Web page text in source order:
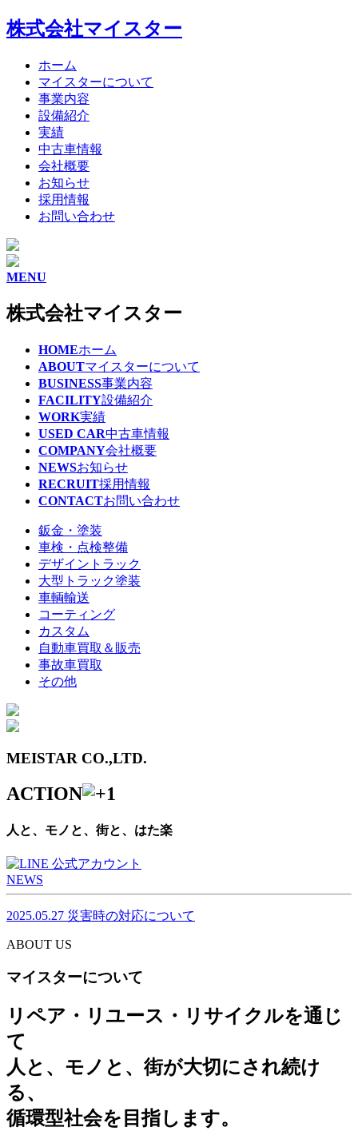
株式会社マイスター
ホーム
マイスターについて
事業内容
設備紹介
実績
中古車情報
会社概要
お知らせ
採用情報
お問い合わせ
MENU
株式会社マイスター
HOMEホーム
ABOUTマイスターについて
BUSINESS事業内容
FACILITY設備紹介
WORK実績
USED CAR中古車情報
COMPANY会社概要
NEWSお知らせ
RECRUIT採用情報
CONTACTお問い合わせ
鈑金・塗装
車検・点検整備
デザイントラック
大型トラック塗装
車輌輸送
コーティング
カスタム
自動車買取＆販売
事故車買取
その他
MEISTAR CO.,LTD.
ACTION
人と、モノと、街と、はた楽
NEWS
2025.05.27 災害時の対応について
ABOUT US
マイスターについて
リペア・リユース・リサイクルを通じ
て
人と、モノと、街が大切にされ続け
る、
循環型社会を目指します。